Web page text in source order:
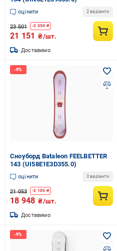
оцінити 2 варіанти
23 501 -2 350 ₴
21 151 ₴/шт.
Доставимо
Сноуборд Bataleon FEELBETTER
143 (UI58E1E3D355.0)
оцінити 3 варіанти
21 053 -2 105 ₴
18 948 ₴/шт.
Доставимо